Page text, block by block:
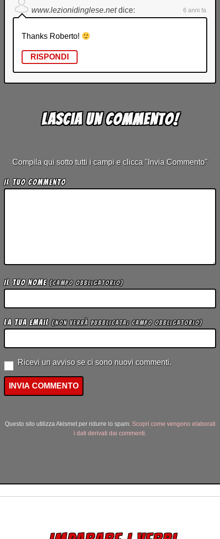
www.lezionidinglese.net dice: 6 anni fa
Thanks Roberto!
RISPONDI
Lascia un commento!
Compila qui sotto tutti i campi e clicca "Invia Commento"
Il tuo Commento
Il tuo Nome (campo obbligatorio)
La tua Email (non verrà pubblicata; campo obbligatorio)
Ricevi un avviso se ci sono nuovi commenti.
Questo sito utilizza Akismet per ridurre lo spam. Scopri come vengono elaborati
i dati derivati dai commenti.